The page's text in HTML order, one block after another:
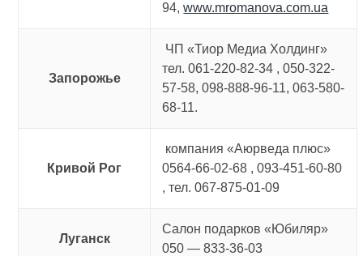
94,www.mromanova.com.ua
Запорожье
ЧП «Тиор Медиа Холдинг»
тел. 061-220-82-34 , 050-322-
57-58, 098-888-96-11, 063-580-
68-11.
Кривой Рог
компания «Аюрведа плюс»
0564-66-02-68 , 093-451-60-80
, тел. 067-875-01-09
Луганск
Салон подарков «Юбиляр»
050 — 833-36-03